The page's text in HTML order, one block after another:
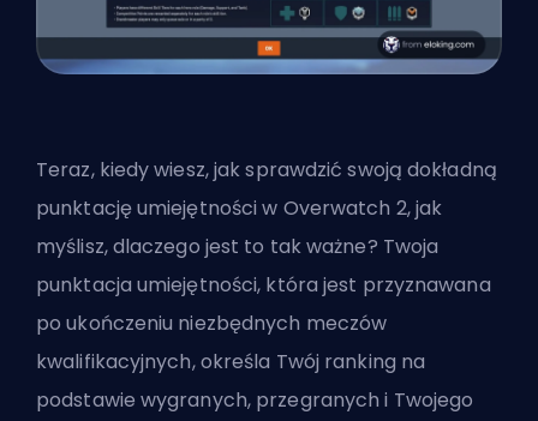
Teraz, kiedy wiesz, jak sprawdzić swoją dokładną
punktację umiejętności w Overwatch 2, jak
myślisz, dlaczego jest to tak ważne? Twoja
punktacja umiejętności, która jest przyznawana
po ukończeniu niezbędnych meczów
kwalifikacyjnych, określa Twój ranking na
podstawie wygranych, przegranych i Twojego